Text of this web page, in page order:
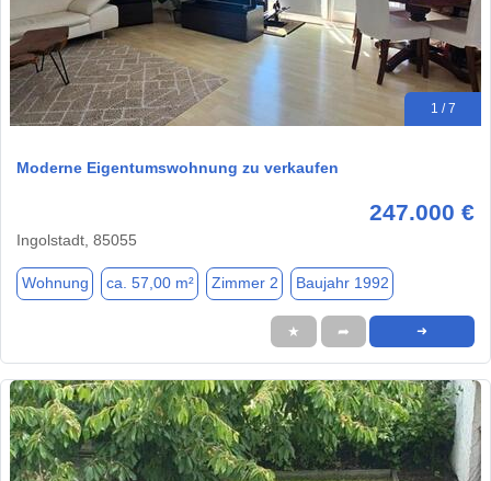
1 / 7
Moderne Eigentumswohnung zu verkaufen
247.000 €
Ingolstadt, 85055
Wohnung ca. 57,00 m² Zimmer 2 Baujahr 1992
★ ➦ ➜